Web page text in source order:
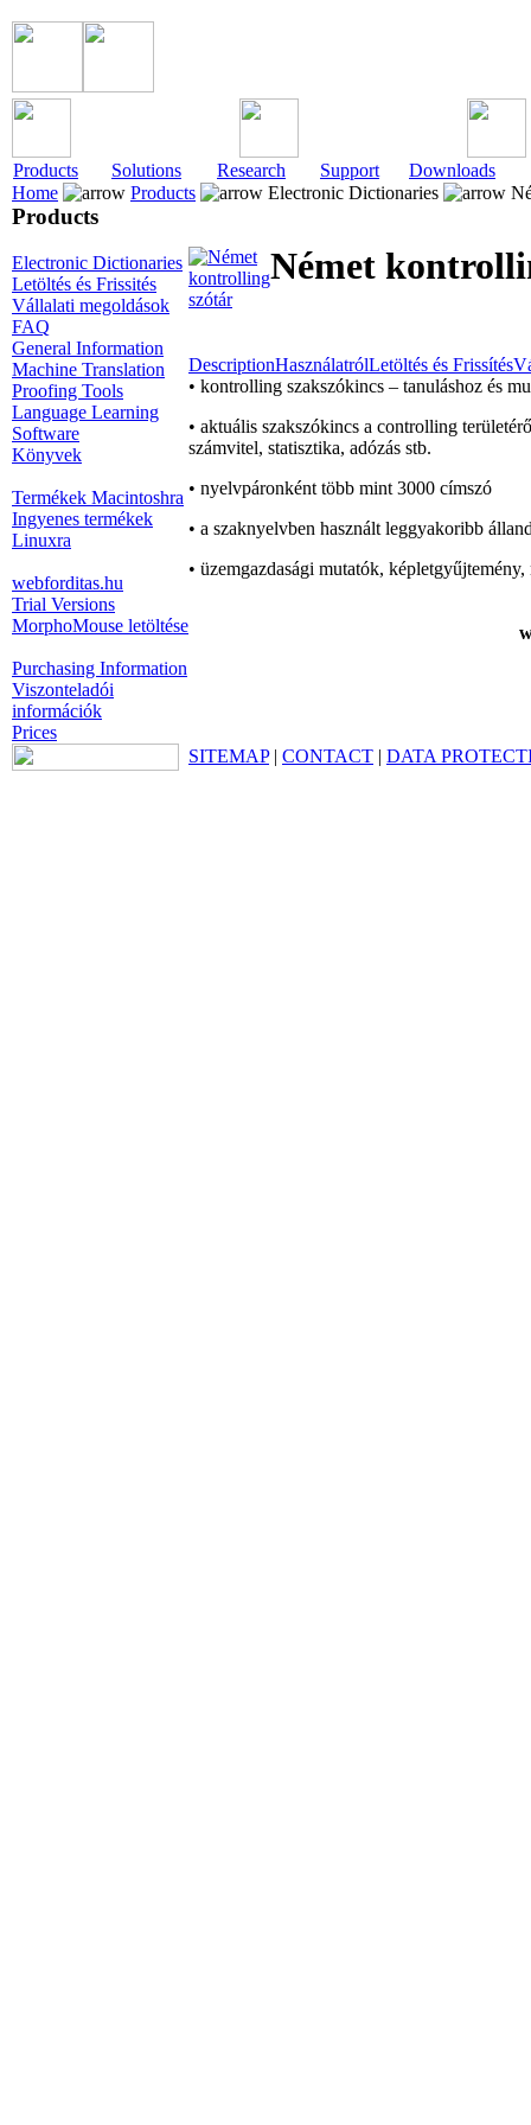
Products Solutions Research Support
Downloads
Home
Products Electronic Dictionaries
Products
Electronic Dictionaries
Letöltés és Frissités
Vállalati megoldások
FAQ
General Information
Machine Translation
Proofing Tools
Language Learning
Software
Könyvek
Termékek Macintoshra
Ingyenes termékek
Linuxra
webforditas.hu
Trial Versions
MorphoMouse letöltése
Purchasing Information
Viszonteladói
információk
Prices
Német
DescriptionHasználatrólLetöltés és Frissítés
• kontrolling szakszókincs – tanuláshoz és
• aktuális szakszókincs a controlling
számvitel, statisztika, adózás stb.
• nyelvpáronként több mint 3000 címszó
• a szaknyelvben használt leggyakoribb
• üzemgazdasági mutatók,
SITEMAP| CONTACT | DATA